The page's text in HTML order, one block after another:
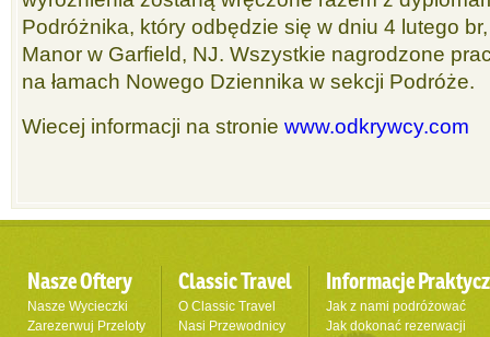
Podróżnika, który odbędzie się w dniu 4 lutego
Manor w Garfield, NJ. Wszystkie nagrodzone
na łamach Nowego Dziennika w sekcji Podróże.
Wiecej informacji na stronie www.odkrywcy.com
Nasze Oftery
Nasze Wycieczki
Zarezerwuj Przeloty
Classic Travel
O Classic Travel
Nasi Przewodnicy
Informacje
Jak z nami podróżować
Jak dokonać rezerwacji